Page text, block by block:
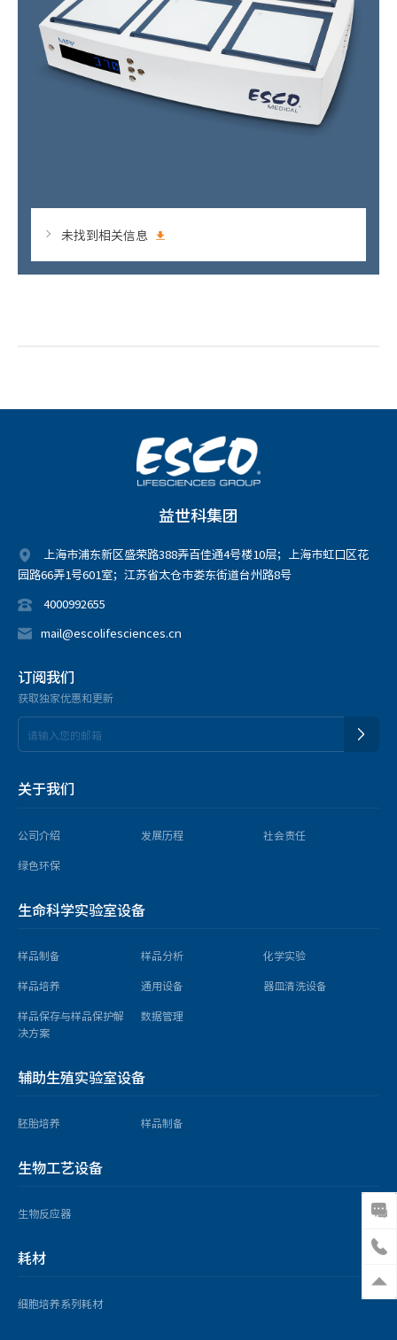
未找到相关信息
益世科集团
上海市浦东新区盛荣路388弄百佳通4号楼10层；上海市虹口区花
园路66弄1号601室；江苏省太仓市娄东街道台州路8号
4000992655
mail@escolifesciences.cn
订阅我们
获取独家优惠和更新
关于我们
公司介绍 发展历程
社会责任
绿色环保
生命科学实验室设备
样品制备 样品分析
化学实验
样品培养
通用设备
器皿清洗设备
样品保存与样品保护解
决方案
数据管理
辅助生殖实验室设备
胚胎培养 样品制备
生物工艺设备
生物反应器
耗材
细胞培养系列耗材